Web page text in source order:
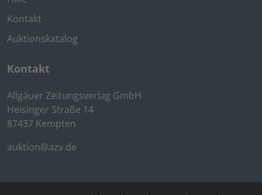
Kontakt
Auktionskatalog
Kontakt
Allgäuer Zeitungsverlag GmbH
Heisinger Straße 14
87437 Kempten
auktion@azv.de